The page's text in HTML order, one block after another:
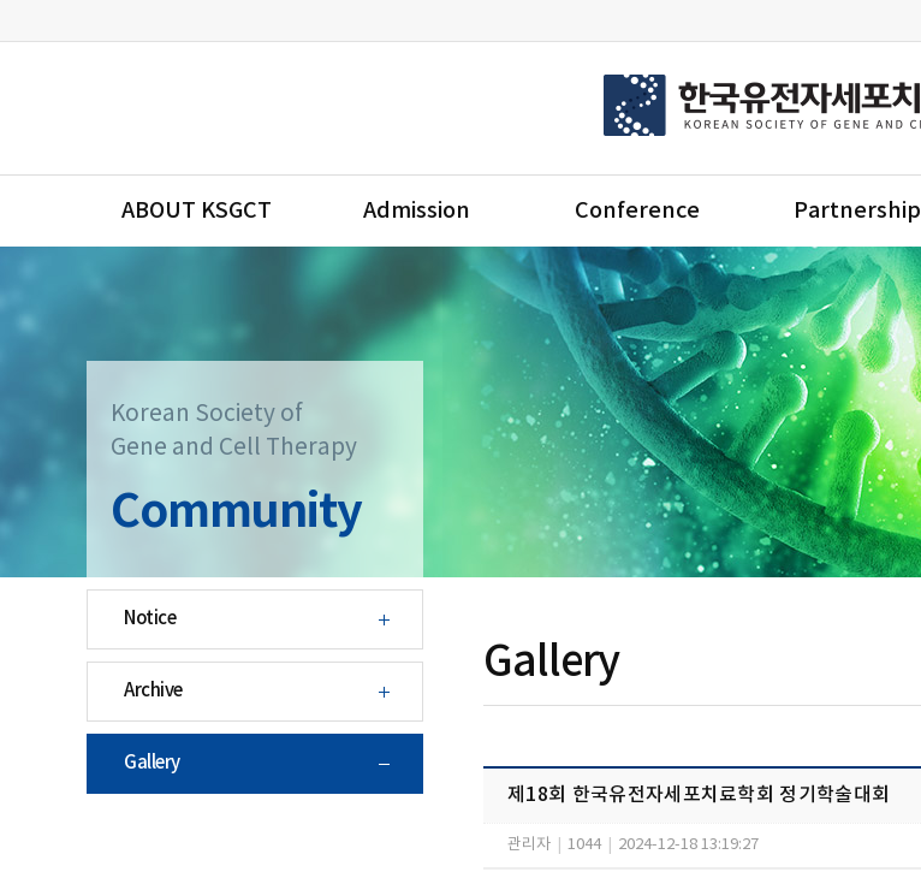
ABOUT KSGCT Admission Conference Partnership
Korean Society of
Gene and Cell Therapy
Community
Notice
Archive
Gallery
Gallery
제18회 한국유전자세포치료학회 정기학술대회
관리자 1044 2024-12-18 13:19:27